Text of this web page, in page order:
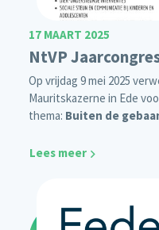
17 MAART 2025
NtVP
Op vrijdag 9 mei 2025
Mauritskazerne in Ede
thema: Buiten de
Lees meer